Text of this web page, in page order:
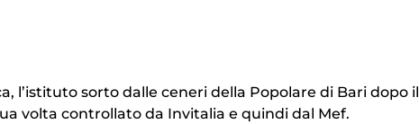
l’istituto sorto dalle ceneri della Popolare di Bari dopo il
volta controllato da Invitalia e quindi dal Mef.